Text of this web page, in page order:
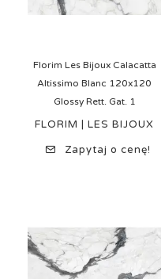
Florim Les Bijoux Calacatta
Altissimo Blanc 120x120
Glossy Rett. Gat. 1
FLORIM | LES BIJOUX
Zapytaj o cenę!